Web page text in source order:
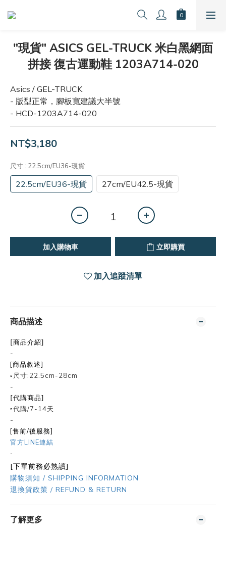
"現貨" ASICS GEL-TRUCK 米白黑網面
拼接 復古運動鞋 1203A714-020
Asics / GEL-TRUCK
- 版型正常，腳板寬建議大半號
- HCD-1203A714-020
NT$3,180
尺寸 : 22.5cm/EU36-現貨
22.5cm/EU36-現貨 27cm/EU42.5-現貨
加入購物車 立即購買
加入追蹤清單
商品描述
[商品介紹]
-
[商品敘述]
▫️尺寸:22.5cm-28cm
-
[代購商品]
▫️代購/7-14天
-
[售前/後服務]
官方LINE連結
-
[下單前務必熟讀]
購物須知 / SHIPPING INFORMATION
退換貨政策 / REFUND & RETURN
了解更多